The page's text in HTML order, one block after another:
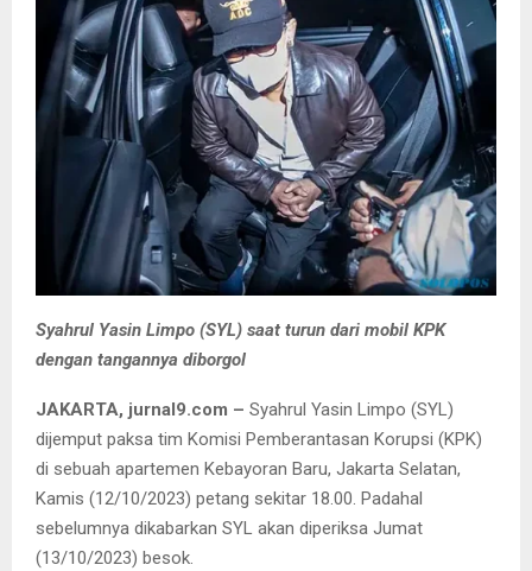
Syahrul Yasin Limpo (SYL) saat turun dari mobil KPK
dengan tangannya diborgol
JAKARTA, jurnal9.com – Syahrul Yasin Limpo (SYL)
dijemput paksa tim Komisi Pemberantasan Korupsi (KPK)
di sebuah apartemen Kebayoran Baru, Jakarta Selatan,
Kamis (12/10/2023) petang sekitar 18.00. Padahal
sebelumnya dikabarkan SYL akan diperiksa Jumat
(13/10/2023) besok.